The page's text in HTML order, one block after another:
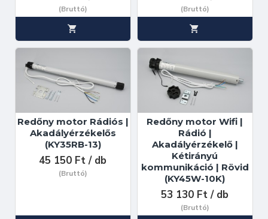
(Bruttó) (Bruttó)
Redőny motor Rádiós |
Akadályérzékelős
(KY35RB-13)
45 150 Ft / db
(Bruttó)
Redőny motor Wifi |
Rádió |
Akadályérzékelő |
Kétirányú
kommunikáció | Rövid
(KY45W-10K)
53 130 Ft / db
(Bruttó)